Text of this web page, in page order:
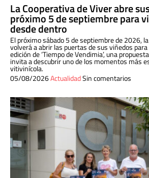
La Cooperativa de Viver abre
próximo 5 de septiembre para
desde dentro
El próximo sábado 5 de septiembre de 2026,
volverá a abrir las puertas de sus viñedos
edición de ‘Tiempo de Vendimia’, una
invita a descubrir uno de los momentos más
vitivinícola.
05/08/2026ActualidadSin comentarios